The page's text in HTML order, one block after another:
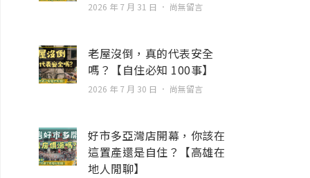
2026 年 7 月 31 日 尚無留言
老屋沒倒，真的代表安全
嗎？【自住必知 100事】
2026 年 7 月 30 日 尚無留言
好市多亞灣店開幕，你該在
這置產還是自住？【高雄在
地人閒聊】